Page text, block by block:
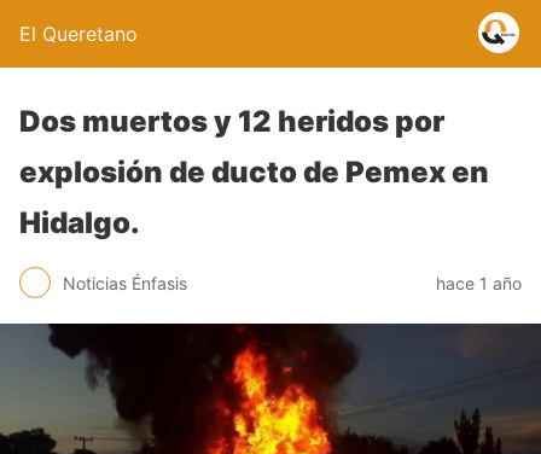
El Queretano
Dos muertos y 12 heridos por
explosión de ducto de Pemex en
Hidalgo.
Noticias Énfasis hace 1 año